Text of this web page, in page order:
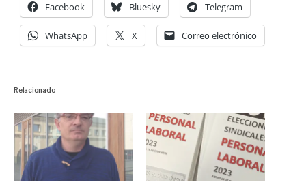
Facebook Bluesky Telegram
WhatsApp X Correo electrónico
Relacionado